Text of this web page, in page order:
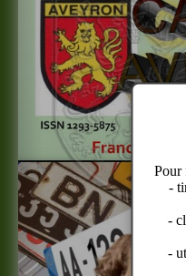
Pour
-
-
-